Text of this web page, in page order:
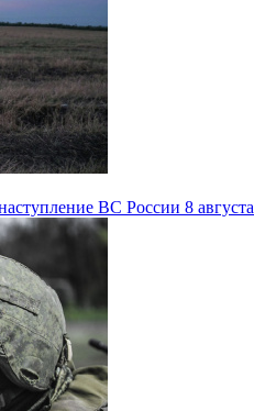
ВС России 8 августа